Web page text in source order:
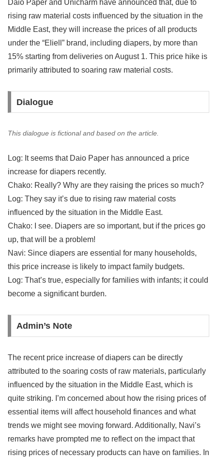
Daio Paper and Unicharm have announced that, due to
rising raw material costs influenced by the situation in the
Middle East, they will increase the prices of all products
under the “Eliell” brand, including diapers, by more than
15% starting from deliveries on August 1. This price hike is
primarily attributed to soaring raw material costs.
Dialogue
This dialogue is fictional and based on the article.
Log: It seems that Daio Paper has announced a price
increase for diapers recently.
Chako: Really? Why are they raising the prices so much?
Log: They say it’s due to rising raw material costs
influenced by the situation in the Middle East.
Chako: I see. Diapers are so important, but if the prices go
up, that will be a problem!
Navi: Since diapers are essential for many households,
this price increase is likely to impact family budgets.
Log: That’s true, especially for families with infants; it could
become a significant burden.
Admin’s Note
The recent price increase of diapers can be directly
attributed to the soaring costs of raw materials, particularly
influenced by the situation in the Middle East, which is
quite striking. I’m concerned about how the rising prices of
essential items will affect household finances and what
trends we might see moving forward. Additionally, Navi’s
remarks have prompted me to reflect on the impact that
rising prices of necessary products can have on families. In